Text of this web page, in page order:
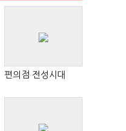
편의점 전성시대